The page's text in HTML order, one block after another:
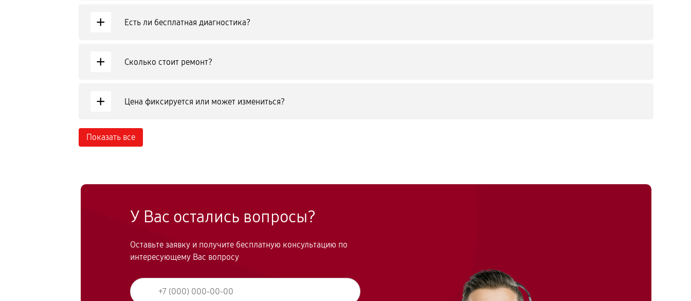
+ Есть ли бесплатная диагностика?
+ Сколько стоит ремонт?
+ Цена фиксируется или может измениться?
Показать все
У Вас остались вопросы?
Оставьте заявку и получите бесплатную консультацию по
интересующему Вас вопросу